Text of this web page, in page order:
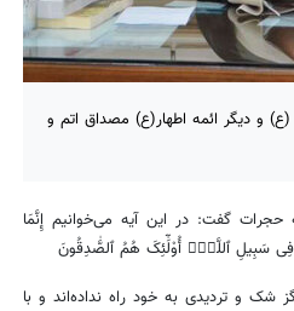
و دیگر ائمه اطهار(ع) مصداق اتم و
إِنَّمَا
فِی سَبِیلِٱللَّهِۚ أُوْلَٰٓئِکَ هُمُٱلصَّٰدِقُونَ
شک و تردیدی به خود راه نداده‌اند و با